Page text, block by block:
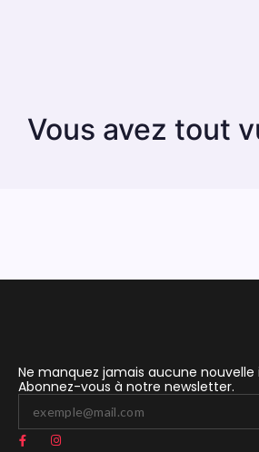
Vous avez tout
Ne manquez jamais aucune
Abonnez-vous à notre newsletter.